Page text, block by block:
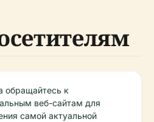
обращайтесь к
веб-сайтам для
самой актуальной